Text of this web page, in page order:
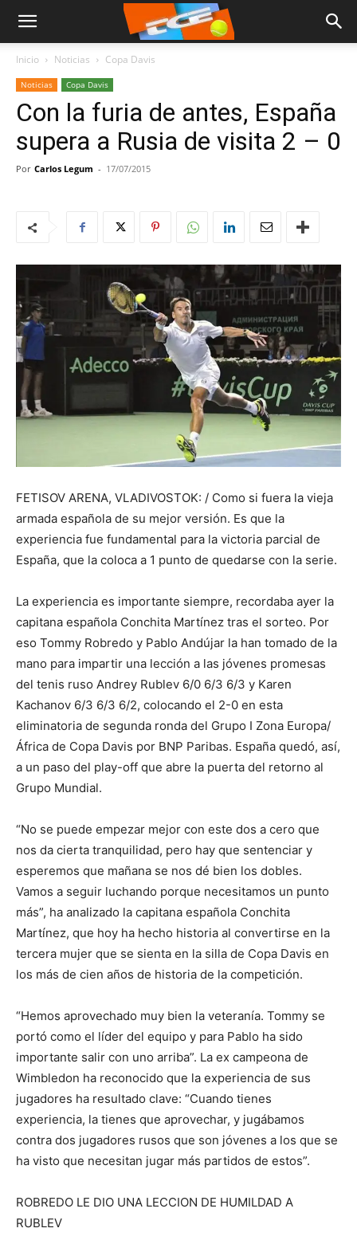
Inicio Noticias Copa Davis
Noticias Copa Davis
Con la furia de antes, España
supera a Rusia de visita 2 – 0
Por Carlos Legum - 17/07/2015
FETISOV ARENA, VLADIVOSTOK: / Como si fuera la vieja
armada española de su mejor versión. Es que la
experiencia fue fundamental para la victoria parcial de
España, que la coloca a 1 punto de quedarse con la serie.
La experiencia es importante siempre, recordaba ayer la
capitana española Conchita Martínez tras el sorteo. Por
eso Tommy Robredo y Pablo Andújar la han tomado de la
mano para impartir una lección a las jóvenes promesas
del tenis ruso Andrey Rublev 6/0 6/3 6/3 y Karen
Kachanov 6/3 6/3 6/2, colocando el 2-0 en esta
eliminatoria de segunda ronda del Grupo I Zona Europa/
África de Copa Davis por BNP Paribas. España quedó, así,
a un paso del play-off que abre la puerta del retorno al
Grupo Mundial.
“No se puede empezar mejor con este dos a cero que
nos da cierta tranquilidad, pero hay que sentenciar y
esperemos que mañana se nos dé bien los dobles.
Vamos a seguir luchando porque necesitamos un punto
más”, ha analizado la capitana española Conchita
Martínez, que hoy ha hecho historia al convertirse en la
tercera mujer que se sienta en la silla de Copa Davis en
los más de cien años de historia de la competición.
“Hemos aprovechado muy bien la veteranía. Tommy se
portó como el líder del equipo y para Pablo ha sido
importante salir con uno arriba”. La ex campeona de
Wimbledon ha reconocido que la experiencia de sus
jugadores ha resultado clave: “Cuando tienes
experiencia, la tienes que aprovechar, y jugábamos
contra dos jugadores rusos que son jóvenes a los que se
ha visto que necesitan jugar más partidos de estos”.
ROBREDO LE DIO UNA LECCION DE HUMILDAD A
RUBLEV